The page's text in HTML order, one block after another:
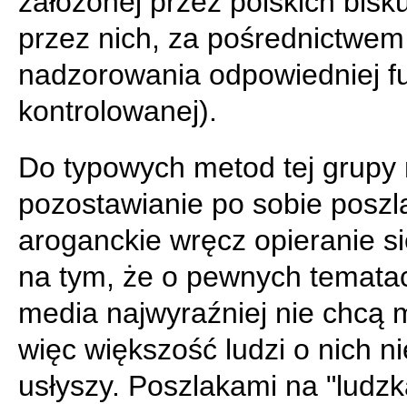
przez nich, za pośrednictwem
nadzorowania odpowiedniej
kontrolowanej).
Do typowych metod tej grupy
pozostawianie po sobie
aroganckie wręcz opieranie
na tym, że o pewnych
media najwyraźniej nie chcą
więc większość ludzi o nich
usłyszy. Poszlakami na